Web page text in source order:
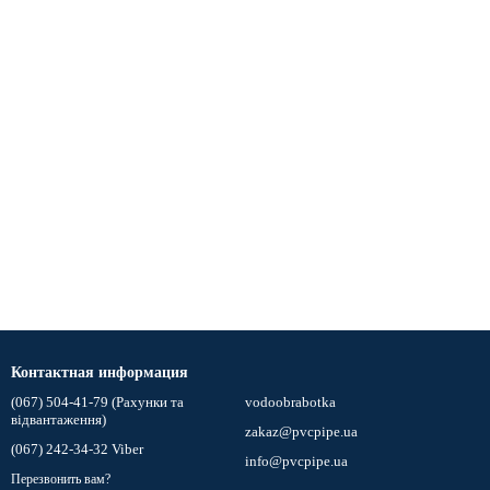
Контактная информация
(067) 504-41-79 (Рахунки та
відвантаження)
(067) 242-34-32 Viber
Перезвонить вам?
vodoobrabotka
zakaz@pvcpipe.ua
info@pvcpipe.ua